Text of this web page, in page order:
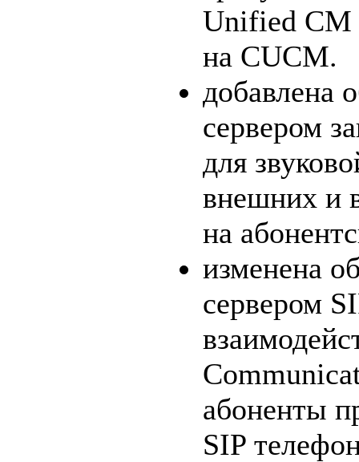
Unified CM
на CUCM.
добавлена
сервером
для
внешних и
на
изменена
сервером
абоненты
SIP